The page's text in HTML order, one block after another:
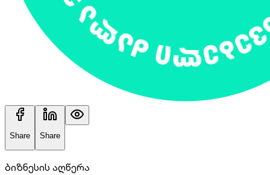
Share Share
ბიზნესის აღწერა